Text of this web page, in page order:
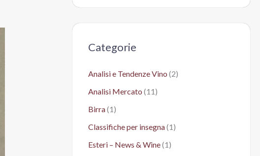
:Categorie
Analisi e Tendenze Vino (2)
Analisi Mercato (11)
Birra(1)
Classifiche per insegna(1)
Esteri – News & Wine(1)